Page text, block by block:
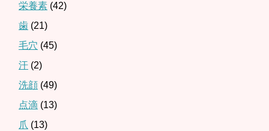
栄養素 (42)
歯 (21)
毛穴 (45)
汗 (2)
洗顔 (49)
点滴 (13)
爪 (13)